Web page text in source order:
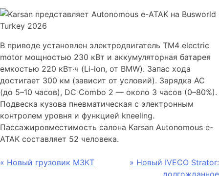
В приводе установлен электродвигатель TM4 electric
motor мощностью 230 кВт и аккумуляторная батарея
емкостью 220 кВт·ч (Li-ion, от BMW). Запас хода
достигает 300 км (зависит от условий). Зарядка AC
(до 5–10 часов), DC Combo 2 — около 3 часов (0–80%).
Подвеска кузова пневматическая с электронным
контролем уровня и функцией kneeling.
Пассажировместимость салона Karsan Autonomous e-
ATAK составляет 52 человека.
Навигация
« Новый грузовик МЗКТ » Новый IVECO Strator:
долгожданное